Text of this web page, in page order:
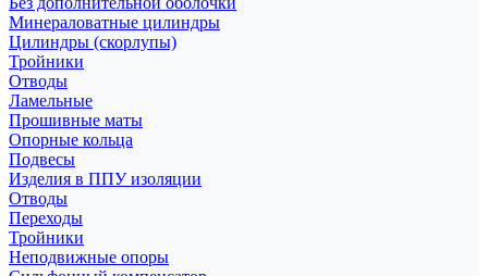
Минераловатные цилиндры
Цилиндры (скорлупы)
Тройники
Отводы
Ламельные
Прошивные маты
Опорные кольца
Подвесы
Изделия в ППУ изоляции
Отводы
Переходы
Тройники
Неподвижные опоры